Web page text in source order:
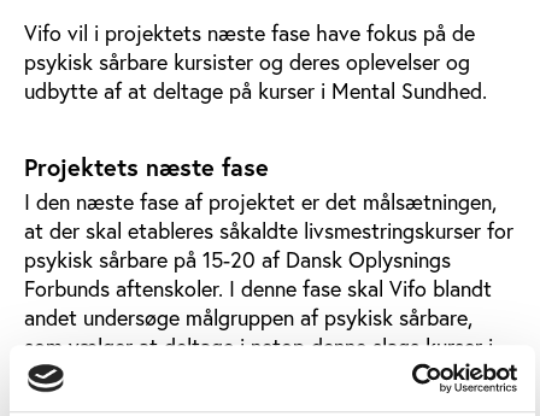
Vifo vil i projektets næste fase have fokus på de
psykisk sårbare kursister og deres oplevelser og
udbytte af at deltage på kurser i Mental Sundhed.
Projektets næste fase
I den næste fase af projektet er det målsætningen,
at der skal etableres såkaldte livsmestringskurser for
psykisk sårbare på 15-20 af Dansk Oplysnings
Forbunds aftenskoler. I denne fase skal Vifo blandt
andet undersøge målgruppen af psykisk sårbare,
som vælger at deltage i netop denne slags kurser i
folkeoplysningsregi. Herunder er det specielt